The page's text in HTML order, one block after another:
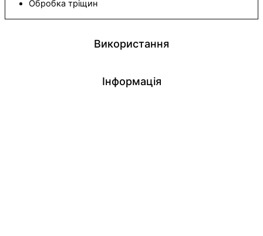
Використання
Інформація
Обробка тріщин